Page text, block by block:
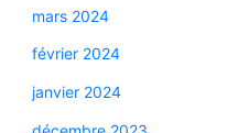
mars 2024
février 2024
janvier 2024